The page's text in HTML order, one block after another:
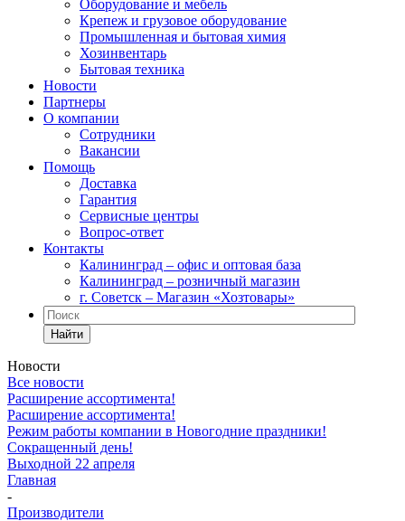
Оборудование и мебель
Крепеж и грузовое оборудование
Промышленная и бытовая химия
Хозинвентарь
Бытовая техника
Новости
Партнеры
О компании
Сотрудники
Вакансии
Помощь
Доставка
Гарантия
Сервисные центры
Вопрос-ответ
Контакты
Калининград – офис и оптовая база
Калининград – розничный магазин
г. Советск – Магазин «Хозтовары»
Найти
Новости
Все новости
Расширение ассортимента!
Расширение ассортимента!
Режим работы компании в Новогодние праздники!
Сокращенный день!
Выходной 22 апреля
Главная
-
Производители